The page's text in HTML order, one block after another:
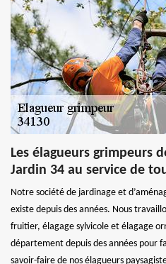
Les élagueurs grimpeurs
Jardin 34 au service de
Notre société de jardinage et
existe depuis des années. Nous
fruitier, élagage sylvicole et élagage
département depuis des années pour
savoir-faire de nos élagueurs